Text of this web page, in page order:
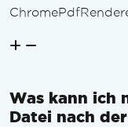
Was kann ich
Datei nach